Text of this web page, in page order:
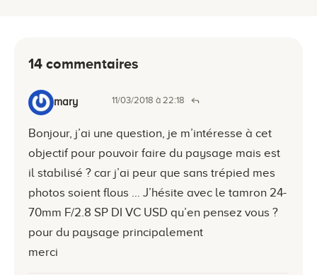
14 commentaires
mary 11/03/2018 à 22:18
Bonjour, j’ai une question, je m’intéresse à cet
objectif pour pouvoir faire du paysage mais est
il stabilisé ? car j’ai peur que sans trépied mes
photos soient flous … J’hésite avec le tamron 24-
70mm F/2.8 SP DI VC USD qu’en pensez vous ?
pour du paysage principalement
merci